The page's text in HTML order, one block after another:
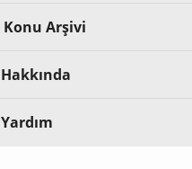
Konu Arşivi
Hakkında
Yardım